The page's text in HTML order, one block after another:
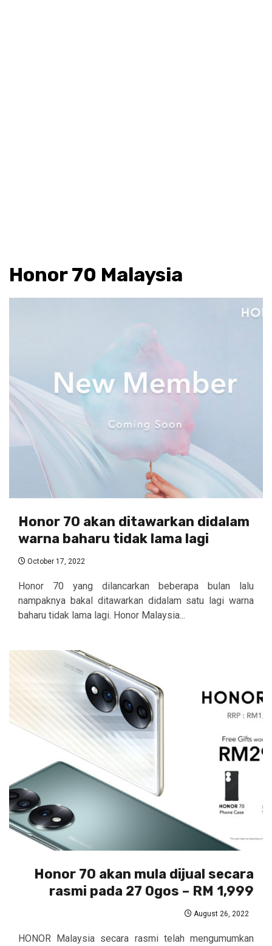
Honor 70 Malaysia
Honor 70 akan ditawarkan didalam
warna baharu tidak lama lagi
October 17, 2022
Honor 70 yang dilancarkan beberapa bulan lalu
nampaknya bakal ditawarkan didalam satu lagi warna
baharu tidak lama lagi. Honor Malaysia...
Honor 70 akan mula dijual secara
rasmi pada 27 Ogos – RM 1,999
August 26, 2022
HONOR Malaysia secara rasmi telah mengumumkan